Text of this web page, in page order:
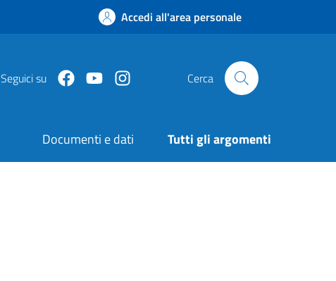
Accedi all'area personale
Seguici su FacebookYoutubeInstagram Cerca
Documenti e dati Tutti gli argomenti